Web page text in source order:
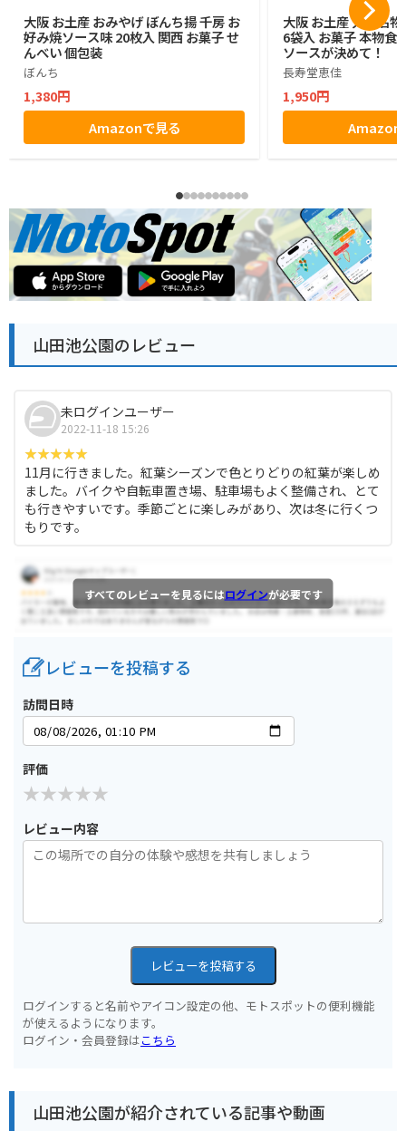
大阪 お土産 おみやげ ぼんち揚 千房 お
好み焼ソース味 20枚入 関西 お菓子 せ
んべい 個包装
ぼんち
1,380円
Amazonで見る
大阪 お土産 大阪名
6袋入 お菓子 本物食
ソースが決めて！
長寿堂恵佳
1,950円
Amazon
山田池公園のレビュー
未ログインユーザー
2022-11-18 15:26
11月に行きました。紅葉シーズンで色とりどりの紅葉が楽しめ
ました。バイクや自転車置き場、駐車場もよく整備され、とて
も行きやすいです。季節ごとに楽しみがあり、次は冬に行くつ
もりです。
すべてのレビューを見るにはログインが必要です
レビューを投稿する
訪問日時
評価
レビュー内容
レビューを投稿する
ログインすると名前やアイコン設定の他、モトスポットの便利機能
が使えるようになります。
ログイン・会員登録はこちら
山田池公園が紹介されている記事や動画